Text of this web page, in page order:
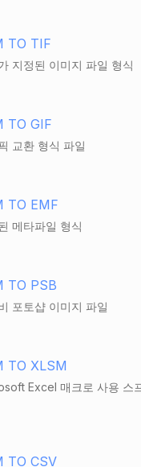
TO TIF
지정된 이미지 파일 형식
TO GIF
교환 형식 파일
TO EMF
메타파일 형식
TO PSB
포토샵 이미지 파일
TO XLSM
Excel 매크로 사용 스
TO CSV